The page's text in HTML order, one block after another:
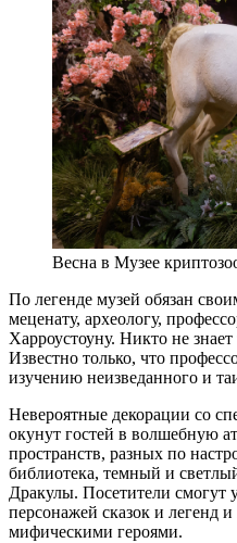
Весна в Музее
По легенде музей обязан
меценату, археологу,
Харроустоуну. Никто не
Известно только, что
изучению неизведанного и
Невероятные декорации со
окунут гостей в волшебную
пространств, разных по
библиотека, темный и
Дракулы. Посетители смогут
персонажей сказок и легенд
мифическими героями.